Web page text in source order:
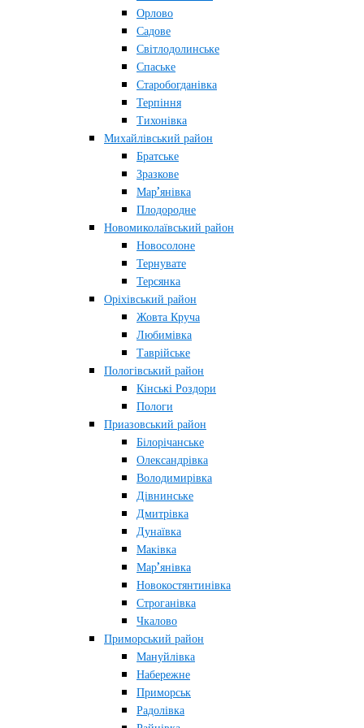
Орлово
Садове
Світлодолинське
Спаське
Старобогданівка
Терпіння
Тихонівка
Михайлівський район
Братське
Зразкове
Мар’янівка
Плодородне
Новомиколаївський район
Новосолоне
Тернувате
Терсянка
Оріхівський район
Жовта Круча
Любимівка
Таврійське
Пологівський район
Кінські Роздори
Пологи
Приазовський район
Білорічанське
Олександрівка
Володимирівка
Дівнинське
Дмитрівка
Дунаївка
Маківка
Мар’янівка
Новокостянтинівка
Строганівка
Чкалово
Приморський район
Мануйлівка
Набережне
Приморськ
Радолівка